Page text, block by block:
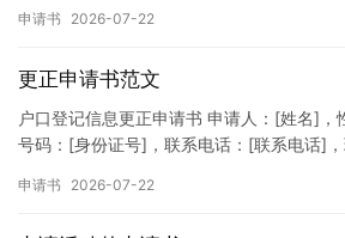
申请书 2026-07-22
更正申请书范文
户口登记信息更正申请书 申请人：[姓名]
号码：[身份证号]，联系电话：[联系电话]
申请书 2026-07-22